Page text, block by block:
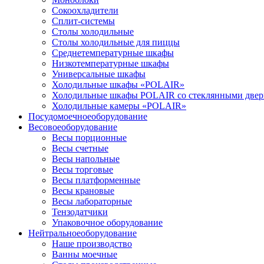
Сокоохладители
Сплит-системы
Столы холодильные
Столы холодильные для пиццы
Среднетемпературные шкафы
Низкотемпературные шкафы
Универсальные шкафы
Холодильные шкафы «POLAIR»
Холодильные шкафы POLAIR со стеклянными
Холодильные камеры «POLAIR»
Посудомоечноеоборудование
Весовоеоборудование
Весы порционные
Весы счетные
Весы напольные
Весы торговые
Весы платформенные
Весы крановые
Весы лабораторные
Тензодатчики
Упаковочное оборудование
Нейтральноеоборудование
Наше производство
Ванны моечные